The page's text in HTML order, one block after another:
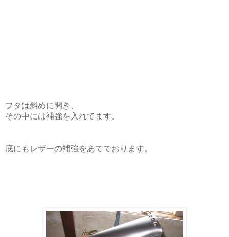
フタは斜めに開き、
その中には補強を入れてます。
底にもレザーの補強をあてております。